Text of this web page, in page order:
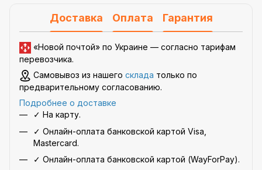
Доставка Оплата Гарантия
«Новой почтой» по Украине — согласно тарифам
перевозчика.
Самовывоз из нашего склада только по
предварительному согласованию.
Подробнее о доставке
✓ На карту.
✓ Онлайн-оплата банковской картой Visa,
Mastercard.
✓ Онлайн-оплата банковской картой (WayForPay).